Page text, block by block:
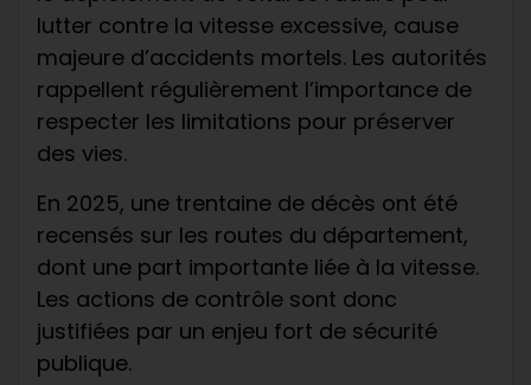
lutter contre la vitesse excessive, cause
majeure d’accidents mortels. Les autorités
rappellent régulièrement l’importance de
respecter les limitations pour préserver
des vies.
En 2025, une trentaine de décès ont été
recensés sur les routes du département,
dont une part importante liée à la vitesse.
Les actions de contrôle sont donc
justifiées par un enjeu fort de sécurité
publique.